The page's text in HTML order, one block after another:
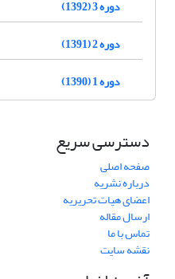
دوره 3 (1392)
دوره 2 (1391)
دوره 1 (1390)
دسترسی سریع
صفحه اصلی
درباره نشریه
اعضای هیات تحریریه
ارسال مقاله
تماس با ما
نقشه سایت